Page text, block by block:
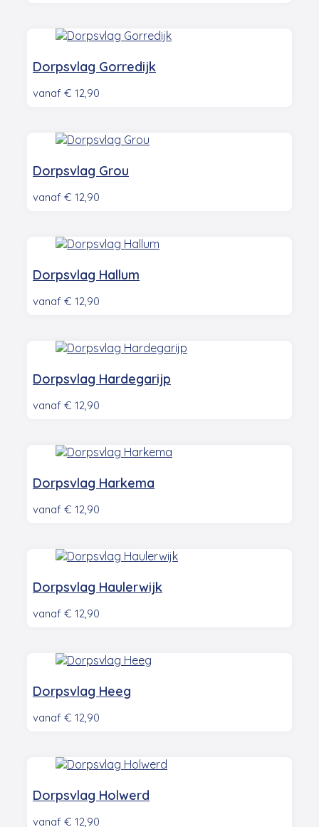
Dorpsvlag Gorredijk
vanaf € 12,90
Dorpsvlag Grou
vanaf € 12,90
Dorpsvlag Hallum
vanaf € 12,90
Dorpsvlag Hardegarijp
vanaf € 12,90
Dorpsvlag Harkema
vanaf € 12,90
Dorpsvlag Haulerwijk
vanaf € 12,90
Dorpsvlag Heeg
vanaf € 12,90
Dorpsvlag Holwerd
vanaf € 12,90